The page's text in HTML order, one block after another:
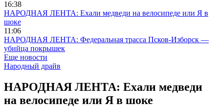
16:38
НАРОДНАЯ ЛЕНТА: Ехали медведи на велосипеде или Я в
шоке
11:06
НАРОДНАЯ ЛЕНТА: Федеральная трасса Псков-Изборск —
убийца покрышек
Еще новости
Народный драйв
НАРОДНАЯ ЛЕНТА: Ехали медведи
на велосипеде или Я в шоке